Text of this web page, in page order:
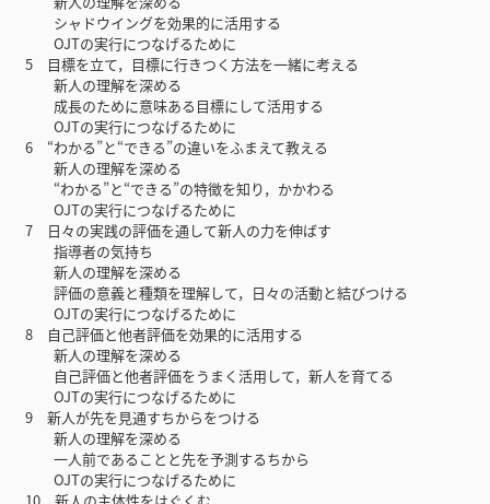
シャドウイングを効果的に活用する
OJTの実行につなげるために
5 目標を立て，目標に行きつく方法を一緒に考える
新人の理解を深める
成長のために意味ある目標にして活用する
OJTの実行につなげるために
6 “わかる”と“できる”の違いをふまえて教える
新人の理解を深める
“わかる”と“できる”の特徴を知り，かかわる
OJTの実行につなげるために
7 日々の実践の評価を通して新人の力を伸ばす
指導者の気持ち
新人の理解を深める
評価の意義と種類を理解して，日々の活動と結びつける
OJTの実行につなげるために
8 自己評価と他者評価を効果的に活用する
新人の理解を深める
自己評価と他者評価をうまく活用して，新人を育てる
OJTの実行につなげるために
9 新人が先を見通すちからをつける
新人の理解を深める
一人前であることと先を予測するちから
OJTの実行につなげるために